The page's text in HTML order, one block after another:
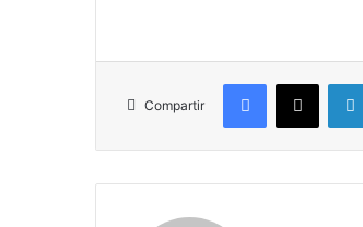
Compartir
Facebook
X